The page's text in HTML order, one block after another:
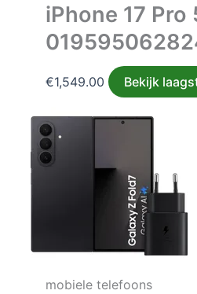
iPhone 17 Pro
€1,549.00 Bekijk
mobiele telefoons